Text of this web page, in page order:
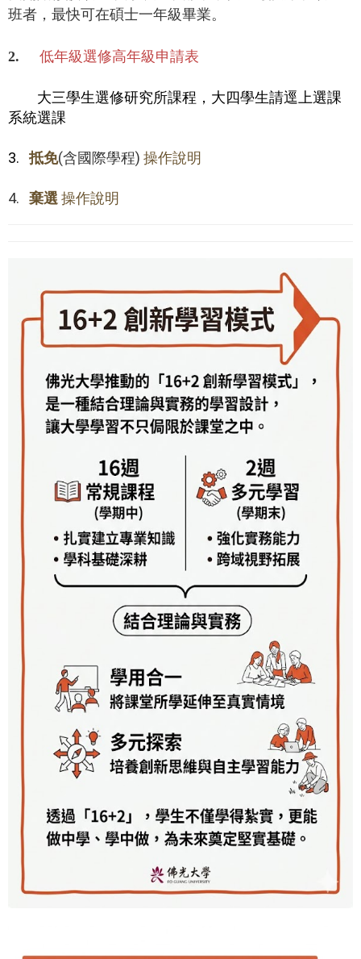
班者，最快可在碩士一年級畢業。
2. 低年級選修高年級申請表
大三學生選修研究所課程， 大四學生請逕上選課
系統選課
3. 抵免(含國際學程) 操作說明
4. 棄選操作說明